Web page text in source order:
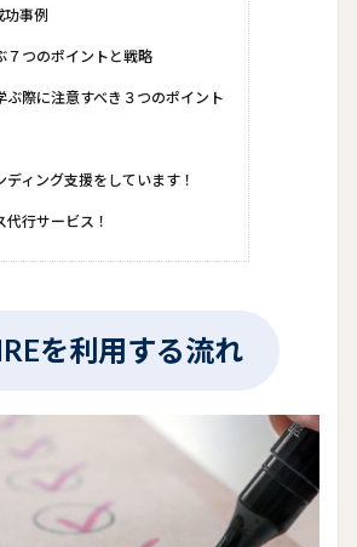
功事例
７つのポイントと戦略
ぶ際に注意すべき３つのポイント
ディング支援をしています！
行サービス！
を利用する流れ